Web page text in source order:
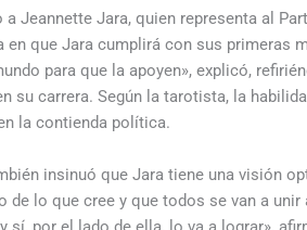
a Jeannette Jara, quien representa al
en que Jara cumplirá con sus primeras
para que la apoyen», explicó,
su carrera. Según la tarotista, la
la contienda política.
insinuó que Jara tiene una visión
de lo que cree y que todos se van a